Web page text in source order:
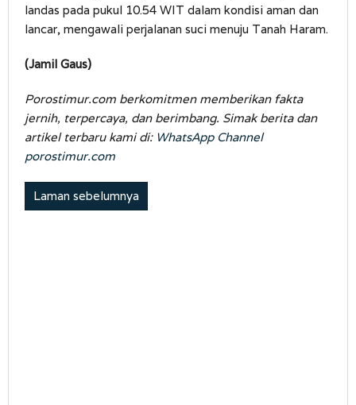
landas pada pukul 10.54 WIT dalam kondisi aman dan
lancar, mengawali perjalanan suci menuju Tanah Haram.
(Jamil Gaus)
Porostimur.com berkomitmen memberikan fakta
jernih, terpercaya, dan berimbang. Simak berita dan
artikel terbaru kami di: WhatsApp Channel
porostimur.com
Laman sebelumnya